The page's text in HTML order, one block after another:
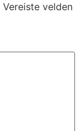
Vereiste velden